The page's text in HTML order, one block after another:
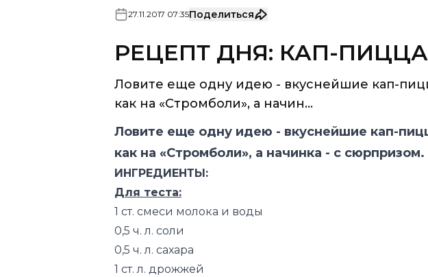
27 11 2017 07:35Поделиться
РЕЦЕПТ ДНЯ: КАП-ПИЦЦА
Ловите еще одну идею - вкуснейшие кап-
как на «Стромболи», а начин...
Ловите еще одну идею - вкуснейшие кап-
как на «Стромболи», а начинка - с сюрпризом.
ИНГРЕДИЕНТЫ:
Для теста:
1 ст. смеси молока и воды
0,5 ч. л. соли
0,5 ч. л. сахара
1 ст. л. дрожжей